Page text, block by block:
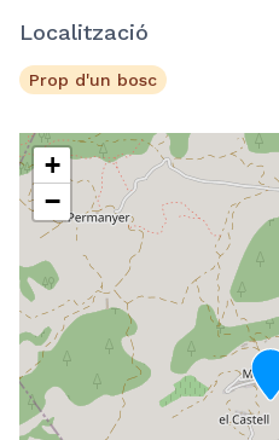
Localització
Prop d'un bosc
+
−